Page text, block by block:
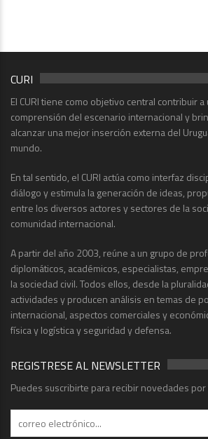
CURI
El CURI tiene como objetivo central contribuir
comprensión del escenario internacional y
alcanzar una mejor inserción externa del
mundo.
En tal sentido, el CURI actúa como interfaz
diálogo y estimula la generación de ideas,
entre los diversos actores y sectores de la
comunidad internacional.
A partir del año 2003, reúne a un grupo de
diplomáticos, académicos, especialistas,
la sociedad civil. Todos ellos, desde la
actividades y producen análisis en temas de
internacional, aspectos comerciales y
física y logística y seguridad y defensa.
REGISTRESE AL NEWSLETTER
Puedes suscribirte para recibir novedades